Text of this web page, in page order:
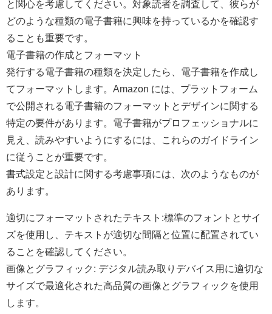
と関心を考慮してください。対象読者を調査して、彼らが
どのような種類の電子書籍に興味を持っているかを確認す
ることも重要です。
電子書籍の作成とフォーマット
発行する電子書籍の種類を決定したら、電子書籍を作成し
てフォーマットします。Amazon には、プラットフォーム
で公開される電子書籍のフォーマットとデザインに関する
特定の要件があります。電子書籍がプロフェッショナルに
見え、読みやすいようにするには、これらのガイドライン
に従うことが重要です。
書式設定と設計に関する考慮事項には、次のようなものが
あります。
適切にフォーマットされたテキスト:標準のフォントとサイ
ズを使用し、テキストが適切な間隔と位置に配置されてい
ることを確認してください。
画像とグラフィック: デジタル読み取りデバイス用に適切な
サイズで最適化された高品質の画像とグラフィックを使用
します。